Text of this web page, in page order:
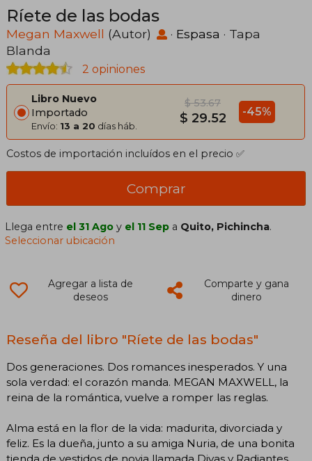
Ríete de las bodas
Megan Maxwell (Autor) · Espasa · Tapa
Blanda
2 opiniones
Libro Nuevo
Importado
Envío: 13 a 20 días háb.
$ 53.67
$ 29.52 -45%
Costos de importación incluídos en el precio ✅
Comprar
Llega entre el 31 Ago y el 11 Sep a Quito, Pichincha.
Seleccionar ubicación
Agregar a lista de
deseos
Comparte y gana
dinero
Reseña del libro "Ríete de las bodas"
Dos generaciones. Dos romances inesperados. Y una
sola verdad: el corazón manda. MEGAN MAXWELL, la
reina de la romántica, vuelve a romper las reglas.
Alma está en la flor de la vida: madurita, divorciada y
feliz. Es la dueña, junto a su amiga Nuria, de una bonita